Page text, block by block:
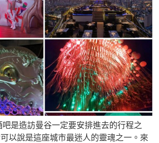
是造訪曼谷一定要安排進去的行程之
以說是這座城市最迷人的靈魂之一。來